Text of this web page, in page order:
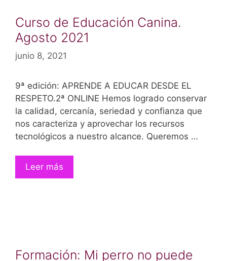
Curso de Educación Canina.
Agosto 2021
junio 8, 2021
9ª edición: APRENDE A EDUCAR DESDE EL
RESPETO.2ª ONLINE Hemos logrado conservar
la calidad, cercanía, seriedad y confianza que
nos caracteriza y aprovechar los recursos
tecnológicos a nuestro alcance. Queremos …
Leer más
Formación: Mi perro no puede